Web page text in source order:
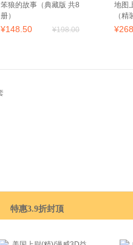
笨狼的故事（典藏版 共8
册）
¥148 .50 ¥198.00
地图
（
的世
¥268
特惠3.9折封顶